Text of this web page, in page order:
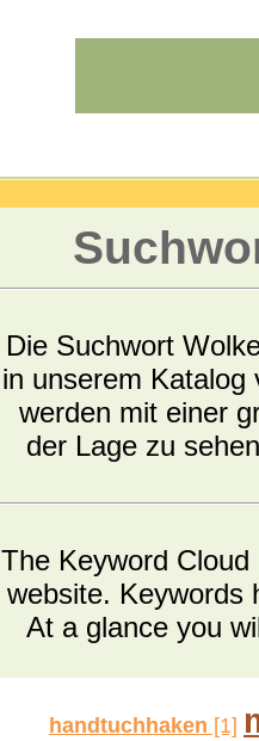
Die Suchwort
in unserem Katalog
werden mit einer
der Lage zu
The Keyword
website. Keywords
At a glance you
handtuchhaken [1]